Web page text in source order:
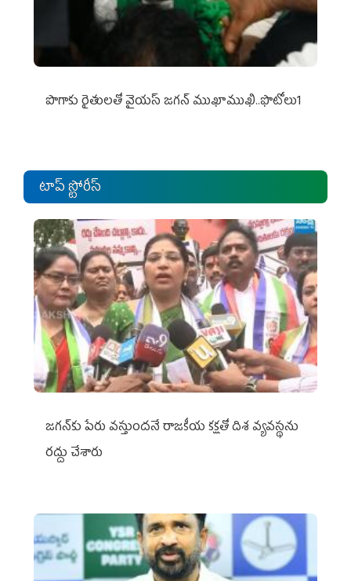
పొగాకు రైతుల‌తో వైయ‌స్ జ‌గ‌న్ ముఖాముఖి..ఫొటోలు1
టాప్ స్టోరీస్
జగన్‌కు పేరు వస్తుందనే రాజకీయ కక్షతో దిశ వ్య‌వ‌స్థ‌ను
రద్దు చేశారు